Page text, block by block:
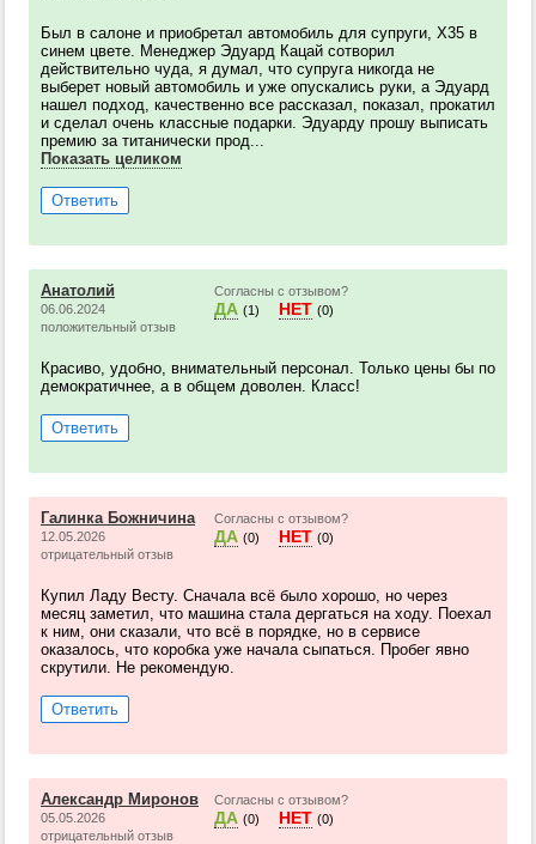
Был в салоне и приобретал автомобиль для супруги, Х35 в
синем цвете. Менеджер Эдуард Кацай сотворил
действительно чуда, я думал, что супруга никогда не
выберет новый автомобиль и уже опускались руки, а Эдуард
нашел подход, качественно все рассказал, показал, прокатил
и сделал очень классные подарки. Эдуарду прошу выписать
премию за титанически прод...
Показать целиком
Ответить
Анатолий
06.06.2024
положительный отзыв
Согласны с отзывом?
ДА (1) НЕТ (0)
Красиво, удобно, внимательный персонал. Только цены бы по
демократичнее, а в общем доволен. Класс!
Ответить
Галинка Божничина
12.05.2026
отрицательный отзыв
Согласны с отзывом?
ДА (0) НЕТ (0)
Купил Ладу Весту. Сначала всё было хорошо, но через
месяц заметил, что машина стала дергаться на ходу. Поехал
к ним, они сказали, что всё в порядке, но в сервисе
оказалось, что коробка уже начала сыпаться. Пробег явно
скрутили. Не рекомендую.
Ответить
Александр Миронов
05.05.2026
отрицательный отзыв
Согласны с отзывом?
ДА (0) НЕТ (0)